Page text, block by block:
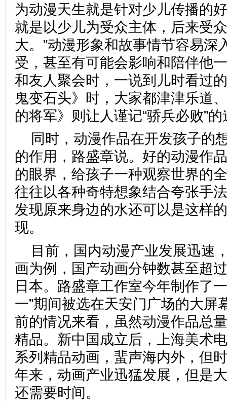
为动漫天生就是针对少儿传播的
就是以少儿为受众主体，后来受
大。”动漫形象和故事情节容易深
受，甚至有可能会影响和陪伴他
和友人聚会时，一说到儿时看过
鬼变石头》时，大家都津津乐道
的将军》则让人谨记“骄兵必败”
同时，动漫作品在开发孩子的
的作用，路盛章说。好的动漫作
的眼界，给孩子一种观察世界的
往往以各种奇特想象结合夸张手
发现原来身边的水还可以是这样
现。
目前，国内动漫产业发展迅速
画为例，国产动画分钟数甚至超
日本。路盛章工作室今年制作了
一”期间被选在天安门广场的大屏
前的情况来看，虽然动漫作品总
精品。新中国成立后，上海美术
系列精品动画，蜚声海内外，但
年来，动画产业迅猛发展，但是
还需要时间。